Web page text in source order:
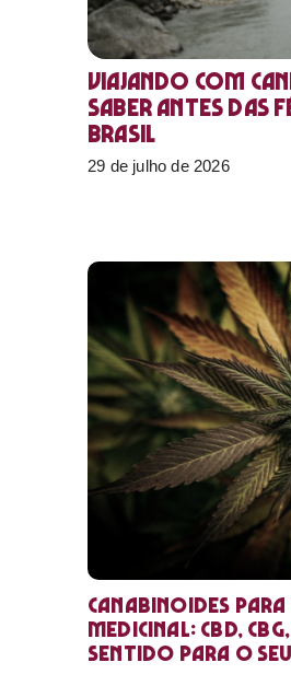
Viajando com
saber antes
Brasil
29 de julho de 2026
Canabinoides
medicinal: CBD,
sentido para o